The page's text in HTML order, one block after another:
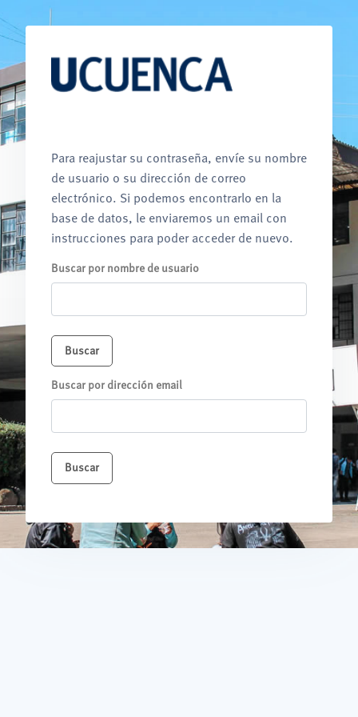
Salta al contenido principal
Para reajustar su contraseña, envíe su nombre
de usuario o su dirección de correo
electrónico. Si podemos encontrarlo en la
base de datos, le enviaremos un email con
instrucciones para poder acceder de nuevo.
Buscar por nombre de usuario
Buscar por dirección email